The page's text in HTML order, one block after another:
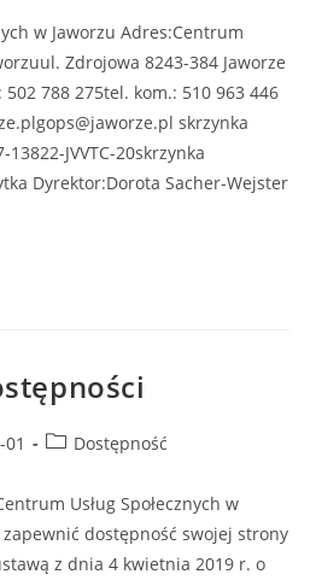
w Jaworzu Adres:Centrum
Zdrojowa 8243-384 Jaworze
788 275tel. kom.: 510 963 446
skrzynka
JVVTC-20skrzynka
Dyrektor:Dorota Sacher-Wejster
Dostępność
Usług Społecznych w
dostępność swojej strony
z dnia 4 kwietnia 2019 r. o